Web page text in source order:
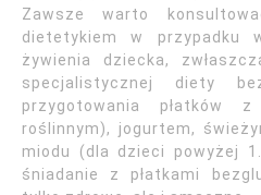
Zawsze warto
dietetykiem w przypadku
żywienia dziecka,
specjalistycznej diety
przygotowania płatków
roślinnym), jogurtem,
miodu (dla dzieci powyżej
śniadanie z płatkami